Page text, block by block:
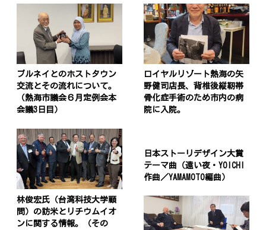
ブルネイとのホストタウン
交流とその流れについて。
（熱海市議会６月定例会本
会議3日目）
ロイヤルリゾート熱海の矢
野健司店長、背椎後縦靭帯
骨化症手術のため市内の病
院に入院。
林俊宏氏（台湾科技大学顧
問）の訪米とリチウムイオ
ンに関する情報。（その
日本ストーリデザイン大賞
テーマ曲（遠い夜・YOICHI
作曲／YAMAMOTO編曲）